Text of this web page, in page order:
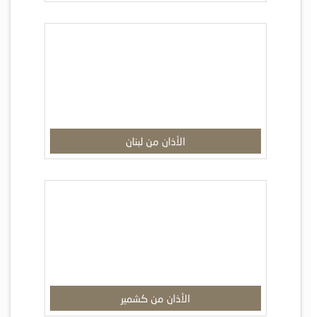
الأذان من لبنان
الأذان من كشمير